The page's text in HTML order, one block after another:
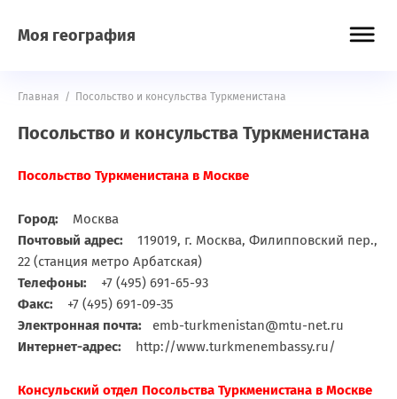
Моя география
Главная / Посольство и консульства Туркменистана
Посольство и консульства Туркменистана
Посольство Туркменистана в Москве
Город: Москва
Почтовый адрес: 119019, г. Москва, Филипповский пер.,
22 (станция метро Арбатская)
Телефоны: +7 (495) 691-65-93
Факс:
+7 (495) 691-09-35
Электронная почта: emb-turkmenistan@mtu-net.ru
Интернет-адрес:
http://www.turkmenembassy.ru/
Консульский отдел Посольства Туркменистана в Москве